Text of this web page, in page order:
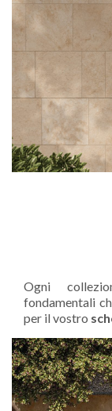
Ogni
fondamentali
per il vostro